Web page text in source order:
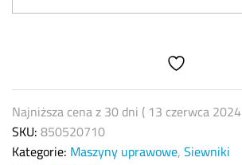
siewnika
Najniższa cena z 30 dni ( 13 czerwca 2024
SKU:850520710
Kategorie: Maszyny uprawowe,Siewniki